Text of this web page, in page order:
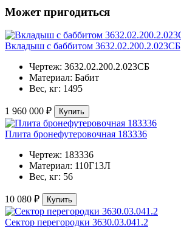
Может пригодиться
Вкладыш с баббитом 3632.02.200.2.023СБ
Чертеж: 3632.02.200.2.023СБ
Материал: Бабит
Вес, кг: 1495
1 960 000 ₽ Купить
Плита бронефутеровочная 183336
Чертеж: 183336
Материал: 110Г13Л
Вес, кг: 56
10 080 ₽ Купить
Сектор перегородки 3630.03.041.2